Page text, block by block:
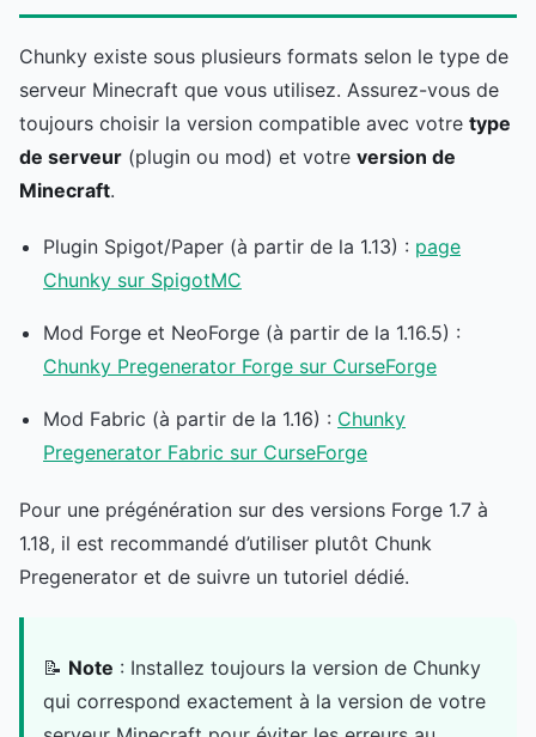
Chunky existe sous plusieurs formats selon le type de
serveur Minecraft que vous utilisez. Assurez-vous de
toujours choisir la version compatible avec votre type
de serveur (plugin ou mod) et votre version de
Minecraft.
Plugin Spigot/Paper (à partir de la 1.13) : page
Chunky sur SpigotMC
Mod Forge et NeoForge (à partir de la 1.16.5) :
Chunky Pregenerator Forge sur CurseForge
Mod Fabric (à partir de la 1.16) : Chunky
Pregenerator Fabric sur CurseForge
Pour une prégénération sur des versions Forge 1.7 à
1.18, il est recommandé d’utiliser plutôt Chunk
Pregenerator et de suivre un tutoriel dédié.
📝 Note : Installez toujours la version de Chunky
qui correspond exactement à la version de votre